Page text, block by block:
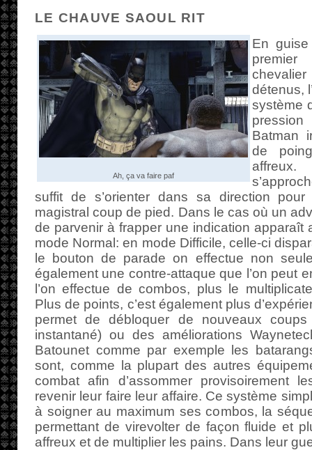
LE CHAUVE SAOUL RIT
Ah, ça va faire paf
En
détenus,
système
Batman
de
suffit de s’orienter dans sa direction
magistral coup de pied. Dans le cas où un
de parvenir à frapper une indication apparaît
mode Normal: en mode Difficile, celle-ci
le bouton de parade on effectue non
également une contre-attaque que l’on peut
l’on effectue de combos, plus le
Plus de points, c’est également plus
permet de débloquer de nouveaux
instantané) ou des améliorations
Batounet comme par exemple les
sont, comme la plupart des autres
combat afin d’assommer provisoirement
revenir leur faire leur affaire. Ce système
à soigner au maximum ses combos, la
permettant de virevolter de façon fluide et
affreux et de multiplier les pains. Dans leur